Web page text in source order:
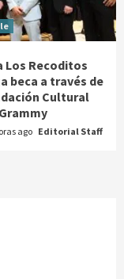
Los Recoditos
beca a través de
Cultural
ago Editorial Staff